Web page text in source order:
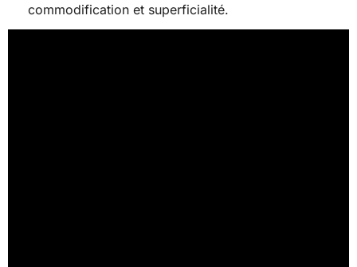
commodification et superficialité.